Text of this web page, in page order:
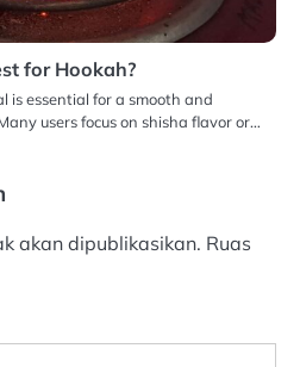
for Hookah?
is essential for a smooth and
users focus on shisha flavor or…
akan dipublikasikan. Ruas